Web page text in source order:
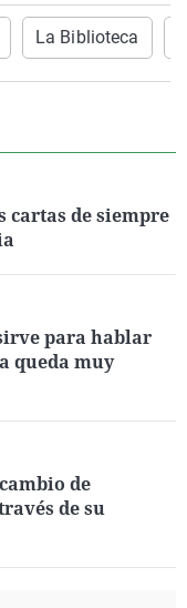
La Biblioteca
cartas de siempre
para hablar
queda muy
de
de su